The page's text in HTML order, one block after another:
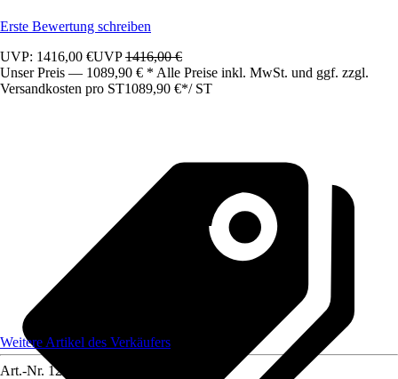
Erste Bewertung schreiben
UVP: 1416,00 €UVP1416,00 €
Unser Preis — 1089,90 € * Alle Preise inkl. MwSt. und ggf. zzgl.
Versandkosten pro ST1089,90 €*/ ST
Weitere Artikel des Verkäufers
Art.-Nr. 12591793